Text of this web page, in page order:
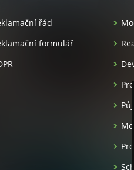
řád
formulář